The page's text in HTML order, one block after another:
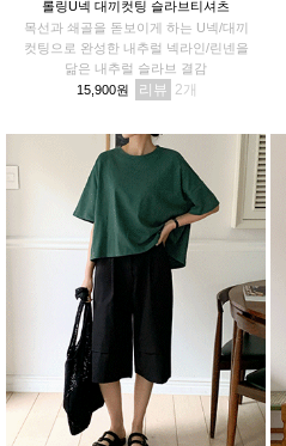
롤링U넥 대끼컷팅 슬라브티셔츠
목선과 쇄골을 돋보이게 하는 U넥/대끼
컷팅으로 완성한 내추럴 넥라인/린넨을
닮은 내추럴 슬라브 결감
15,900원
리뷰 2